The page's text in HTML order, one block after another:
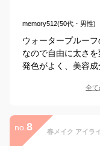
memory512(50代・男性)
ウォータープルー
なので自由に太さ
発色がよく、美容成
全て
no. 8